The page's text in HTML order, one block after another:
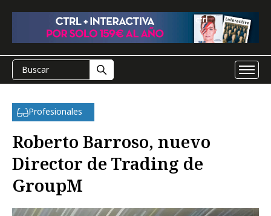
Profesionales
Roberto Barroso, nuevo
Director de Trading de
GroupM